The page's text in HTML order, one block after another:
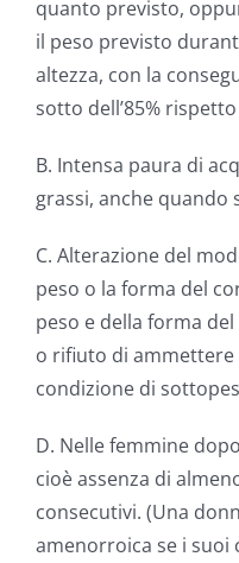
quanto previsto,
il peso previsto
altezza, con la
sotto dell’85%
B. Intensa paura di
grassi, anche quando
C. Alterazione del
peso o la forma del
peso e della forma
o rifiuto di
condizione di
D. Nelle femmine
cioè assenza di
consecutivi. (Una
amenorroica se i suoi